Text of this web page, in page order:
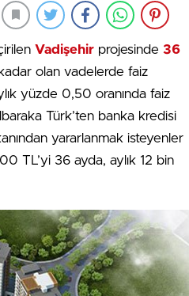
Vadişehir projesinde 36
olan vadelerde faiz
yüzde 0,50 oranında faiz
Türk’ten banka kredisi
yararlanmak isteyenler
TL’yi 36 ayda, aylık 12 bin